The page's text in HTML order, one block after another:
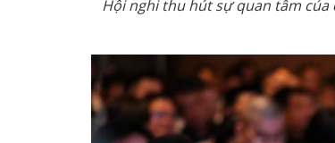
Hội nghi thu hút sự quan tâm